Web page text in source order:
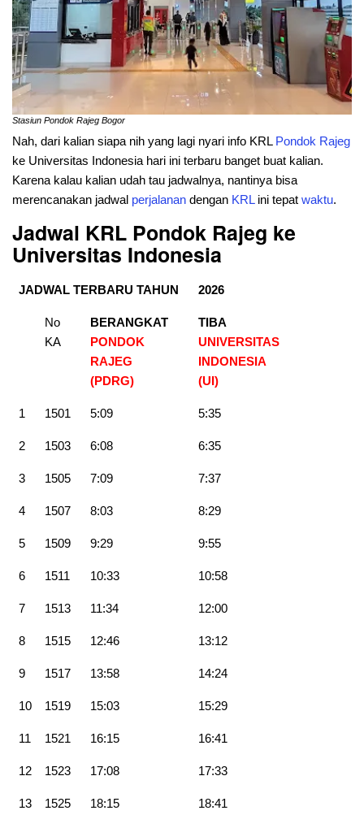
Stasiun Pondok Rajeg Bogor
Nah, dari kalian siapa nih yang lagi nyari info KRL Pondok Rajeg
ke Universitas Indonesia hari ini terbaru banget buat kalian.
Karena kalau kalian udah tau jadwalnya, nantinya bisa
merencanakan jadwal perjalanan dengan KRLini tepat waktu.
Jadwal KRL Pondok Rajeg ke
Universitas Indonesia
JADWAL TERBARU TAHUN 2026
No
KA
BERANGKAT
PONDOK
RAJEG
(PDRG)
TIBA
UNIVERSITAS
INDONESIA
(UI)
1 1501 5:09 5:35
2 1503 6:08 6:35
3 1505 7:09 7:37
4 1507 8:03 8:29
5 1509 9:29 9:55
6 1511 10:33 10:58
7 1513 11:34 12:00
8 1515 12:46 13:12
9 1517 13:58 14:24
10 1519 15:03 15:29
11 1521 16:15 16:41
12 1523 17:08 17:33
13 1525 18:15 18:41